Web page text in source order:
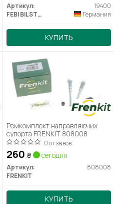
Артикул:
19400
FEBI BILSTEIN
Германия
КУПИТЬ
Ремкомплект направляючих
супорта FRENKIT 808008
0 отзывов
260 ₴ сегодня
Артикул:
808008
FRENKIT
КУПИТЬ